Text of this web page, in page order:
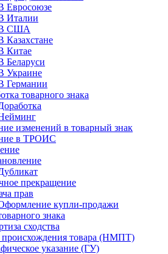
Евросоюзе
Италии
США
Казахстане
Китае
Беларуси
Украине
Германии
товарного знака
изменений в товарный знак
в ТРОИС
прекращение
прав
купли-продажи
знака
сходства
товара (НМПТ)
указание (ГУ)